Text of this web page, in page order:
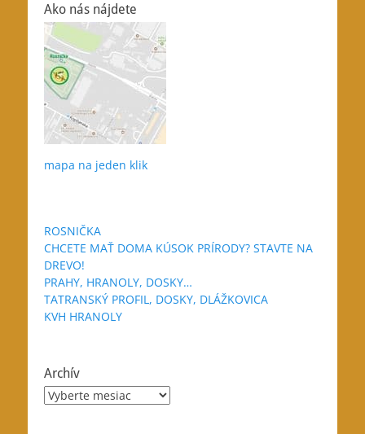
Ako nás nájdete
mapa na jeden klik
ROSNIČKA
CHCETE MAŤ DOMA KÚSOK PRÍRODY? STAVTE NA
DREVO!
PRAHY, HRANOLY, DOSKY…
TATRANSKÝ PROFIL, DOSKY, DLÁŽKOVICA
KVH HRANOLY
Archív
Archív